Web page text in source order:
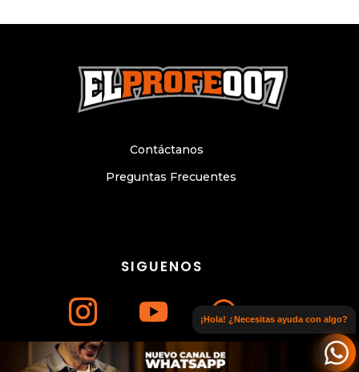
SIGUENOS
Únete a nuestro canal de WhatsApp
Preguntas Frecuentes
Contáctanos
© Copyright 2024. Todos los derechos
¡Hola! ¿Necesitas ayuda con algo?